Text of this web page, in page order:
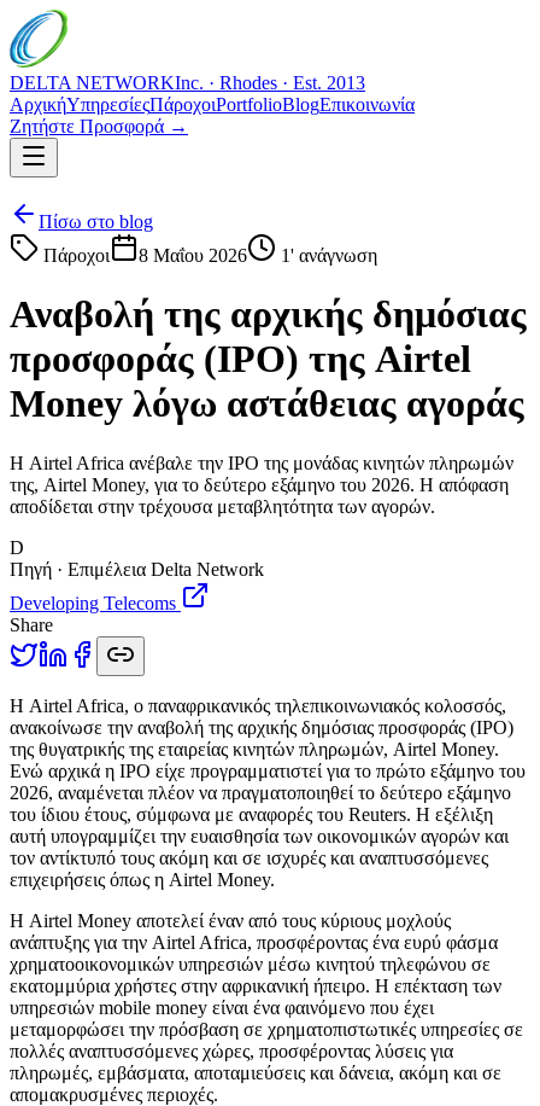
DELTA NETWORKInc. · Rhodes · Est. 2013
ΑρχικήΥπηρεσίεςΠάροχοιPortfolioBlogΕπικοινωνία
Ζητήστε Προσφορά →
Πίσω στο blog
Πάροχοι
8 Μαΐου 2026 1' ανάγνωση
Αναβολή της αρχικής δημόσιας
προσφοράς (IPO) της Airtel
Money λόγω αστάθειας αγοράς
Η Airtel Africa ανέβαλε την IPO της μονάδας κινητών πληρωμών
της, Airtel Money, για το δεύτερο εξάμηνο του 2026. Η απόφαση
αποδίδεται στην τρέχουσα μεταβλητότητα των αγορών.
D
Πηγή · Επιμέλεια Delta Network
Developing Telecoms
Share
Η Airtel Africa, ο παναφρικανικός τηλεπικοινωνιακός κολοσσός,
ανακοίνωσε την αναβολή της αρχικής δημόσιας προσφοράς (IPO)
της θυγατρικής της εταιρείας κινητών πληρωμών, Airtel Money.
Ενώ αρχικά η IPO είχε προγραμματιστεί για το πρώτο εξάμηνο του
2026, αναμένεται πλέον να πραγματοποιηθεί το δεύτερο εξάμηνο
του ίδιου έτους, σύμφωνα με αναφορές του Reuters. Η εξέλιξη
αυτή υπογραμμίζει την ευαισθησία των οικονομικών αγορών και
τον αντίκτυπό τους ακόμη και σε ισχυρές και αναπτυσσόμενες
επιχειρήσεις όπως η Airtel Money.
Η Airtel Money αποτελεί έναν από τους κύριους μοχλούς
ανάπτυξης για την Airtel Africa, προσφέροντας ένα ευρύ φάσμα
χρηματοοικονομικών υπηρεσιών μέσω κινητού τηλεφώνου σε
εκατομμύρια χρήστες στην αφρικανική ήπειρο. Η επέκταση των
υπηρεσιών mobile money είναι ένα φαινόμενο που έχει
μεταμορφώσει την πρόσβαση σε χρηματοπιστωτικές υπηρεσίες σε
πολλές αναπτυσσόμενες χώρες, προσφέροντας λύσεις για
πληρωμές, εμβάσματα, αποταμιεύσεις και δάνεια, ακόμη και σε
απομακρυσμένες περιοχές.